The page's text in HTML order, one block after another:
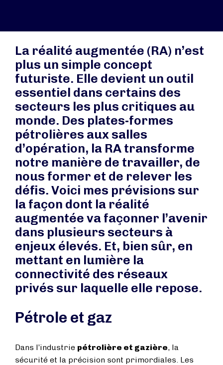
La réalité augmentée (RA) n’est
plus un simple concept
futuriste. Elle devient un outil
essentiel dans certains des
secteurs les plus critiques au
monde. Des plates-formes
pétrolières aux salles
d’opération, la RA transforme
notre manière de travailler, de
nous former et de relever les
défis. Voici mes prévisions sur
la façon dont la réalité
augmentée va façonner l’avenir
dans plusieurs secteurs à
enjeux élevés. Et, bien sûr, en
mettant en lumière la
connectivité des réseaux
privés sur laquelle elle repose.
Pétrole et gaz
Dans l’industrie pétrolière et gazière, la
sécurité et la précision sont primordiales. Les